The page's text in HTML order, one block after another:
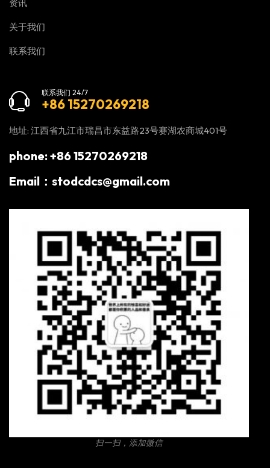
资讯
关于我们
联系我们
联系我们 24/7
+86 15270269218
地址: 江西省九江市瑞昌市东益路23号赛湖农商城401号
phone: +86 15270269218
Email：stodcdcs@gmail.com
扫一扫，添加微信